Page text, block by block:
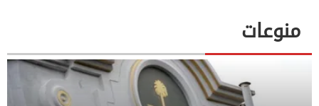
منوعات